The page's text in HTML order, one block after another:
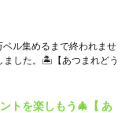
ル集めるまで終われませ
ました。🏝【あつまれどう
トを楽しもう🎄【 あ